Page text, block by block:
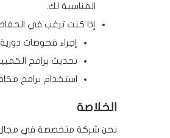
المناسبة لك.
إذا كنت ترغب في
إجراء فحوصات
تحديث برامج
استخدام برامج
الخلاصة
نحن شركة متخصصة في مجال